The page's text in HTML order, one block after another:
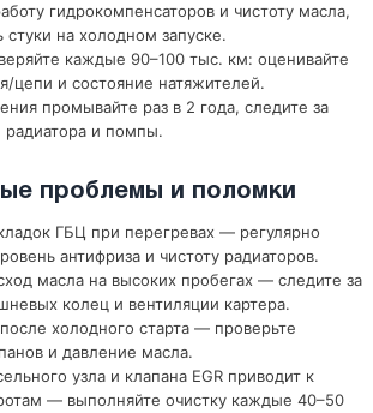
гидрокомпенсаторов и чистоту масла,
стуки на холодном запуске.
каждые 90–100 тыс. км: оценивайте
цепи и состояние натяжителей.
промывайте раз в 2 года, следите за
радиатора и помпы.
проблемы и поломки
ГБЦ при перегревах — регулярно
антифриза и чистоту радиаторов.
масла на высоких пробегах — следите за
колец и вентиляции картера.
холодного старта — проверьте
и давление масла.
узла и клапана EGR приводит к
— выполняйте очистку каждые 40–50